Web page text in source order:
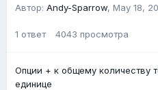
Автор: Andy-Sparrow, May 18,
1 ответ 4043 просмотра
Опции + к общему количеству
единице